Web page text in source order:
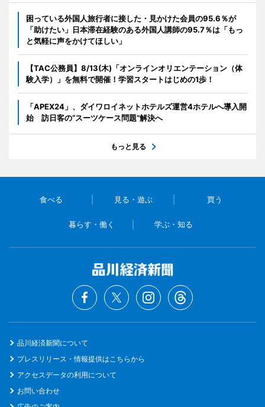
困っている外国人旅行者に接した・見かけた会員の95.6％が
「助けたい」日本滞在経験のある外国人講師の95.7％は「もっ
と気軽に声をかけてほしい」
【TAC公務員】8/13(木)「オンラインオリエンテーション（体
験入学）」を無料で開催！学習スタートはじめの1歩！
「APEX24」、ダイワロイネットホテルズ運営4ホテルへ導入開
始 訪日客の“スーツケース問題”解決へ
もっと見る
食べる 見る・遊ぶ 買う
暮らす・働く 学ぶ・知る
品川経済新聞について
プレスリリース・情報提供はこちらから
アクセスデータの利用について
お問い合わせ